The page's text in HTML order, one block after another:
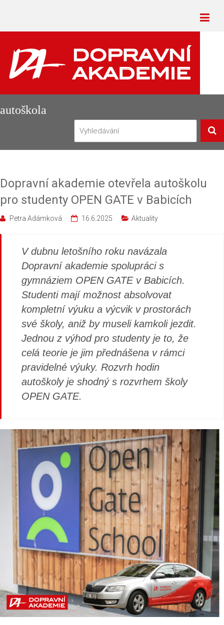
autoškola
Dopravní akademie otevřela autoškolu
pro studenty OPEN GATE v Babicích
Petra Adámková 16.6.2025 Aktuality
V dubnu letošního roku navázala
Dopravní akademie spolupráci s
gymnáziem OPEN GATE v Babicích.
Studenti mají možnost absolvovat
kompletní výuku a výcvik v prostorách
své školy, aniž by museli kamkoli jezdit.
Jednou z výhod pro studenty je to, že
celá teorie je jim přednášena v rámci
pravidelné výuky. Rozvrh hodin
autoškoly je shodný s rozvrhem školy
OPEN GATE.